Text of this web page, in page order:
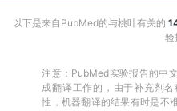
以下是来自PubMed的与桃叶有关的
验
注意：PubMed实验报告的中
成翻译工作的，由于补充剂
性，机器翻译的结果有时是不